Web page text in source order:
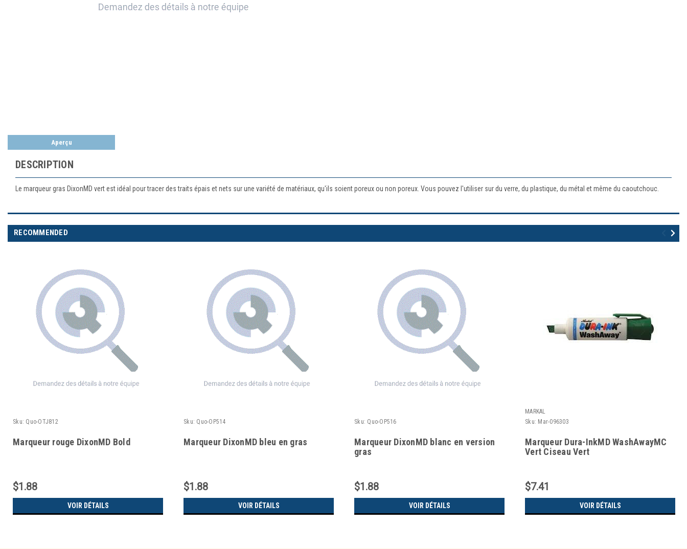
Aperçu
DESCRIPTION
Le marqueur gras DixonMD vert est idéal pour tracer des traits épais et nets sur une variété de matériaux, qu'ils soient poreux ou non poreux. Vous pouvez l'utiliser sur du verre, du plastique, du métal et même du caoutchouc.
RECOMMENDED
Sku: Quo-OTJ812
Marqueur rouge DixonMD Bold
$1.88
VOIR DÉTAILS
Sku: Quo-OP514
Marqueur DixonMD bleu en gras
$1.88
VOIR DÉTAILS
Sku: Quo-OP516
Marqueur DixonMD blanc en version
gras
$1.88
VOIR DÉTAILS
MARKAL
Sku: Mar-096303
Marqueur Dura-InkMD WashAwayMC
Vert Ciseau Vert
$7.41
VOIR DÉTAILS